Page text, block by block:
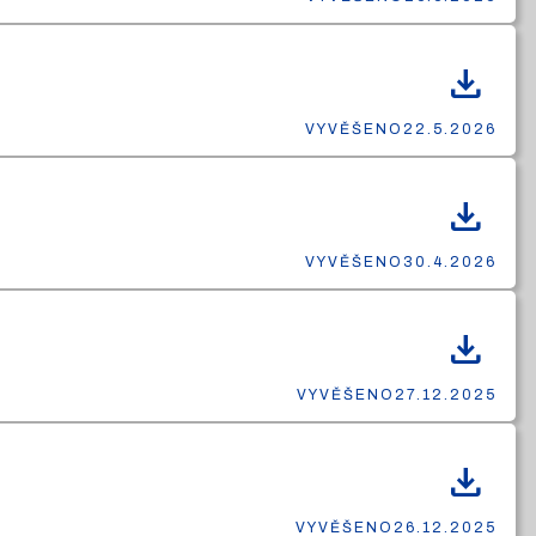
download
VYVĚŠENO 22.5.2026
download
VYVĚŠENO 30.4.2026
download
VYVĚŠENO 27.12.2025
download
VYVĚŠENO 26.12.2025